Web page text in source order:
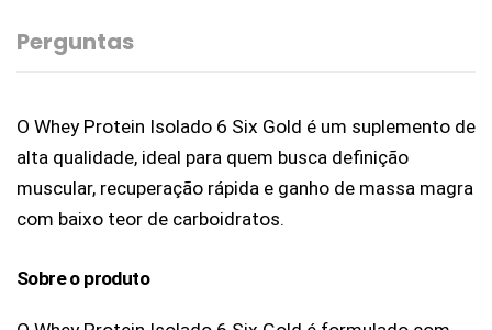
Perguntas
O Whey Protein Isolado 6 Six Gold é um suplemento de
alta qualidade, ideal para quem busca definição
muscular, recuperação rápida e ganho de massa magra
com baixo teor de carboidratos.
Sobre o produto